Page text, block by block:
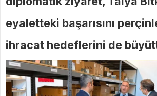
eyaletteki başarısını
ihracat hedeflerini de